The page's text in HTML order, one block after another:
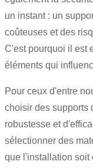
un instant : un
coûteuses et des
C'est pourquoi il est
éléments qui
Pour ceux d'entre
choisir des supports
robustesse et
sélectionner des
que l'installation soit